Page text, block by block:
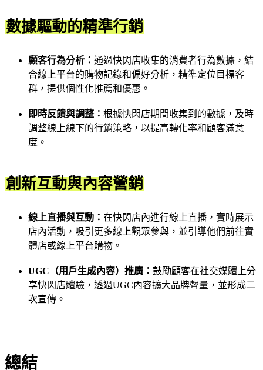
數據驅動的精準行銷
顧客行為分析： 通過快閃店收集的消費者行為數據，結
合線上平台的購物記錄和偏好分析，精準定位目標客
群，提供個性化推薦和優惠。
即時反饋與調整： 根據快閃店期間收集到的數據，及時
調整線上線下的行銷策略，以提高轉化率和顧客滿意
度。
創新互動與內容營銷
線上直播與互動： 在快閃店內進行線上直播，實時展示
店內活動，吸引更多線上觀眾參與，並引導他們前往實
體店或線上平台購物。
UGC（用戶生成內容）推廣： 鼓勵顧客在社交媒體上分
享快閃店體驗，透過UGC內容擴大品牌聲量，並形成二
次宣傳。
總結